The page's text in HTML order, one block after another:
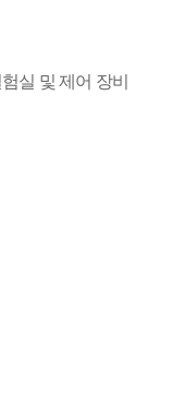
실 및 제어 장비